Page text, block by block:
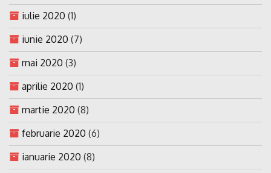
iulie 2020 (1)
iunie 2020 (7)
mai 2020 (3)
aprilie 2020 (1)
martie 2020 (8)
februarie 2020 (6)
ianuarie 2020 (8)